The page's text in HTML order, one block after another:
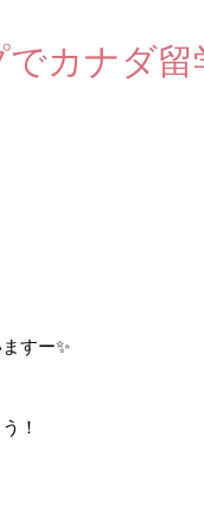
でカナダ留
すー✨
！